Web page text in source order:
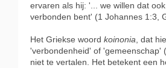
ervaren als hij: '... we willen dat
verbonden bent' (1 Johannes 1:3,
Het Griekse woord koinonia, dat
'verbondenheid' of 'gemeenschap'
niet te vertalen. Het betekent een